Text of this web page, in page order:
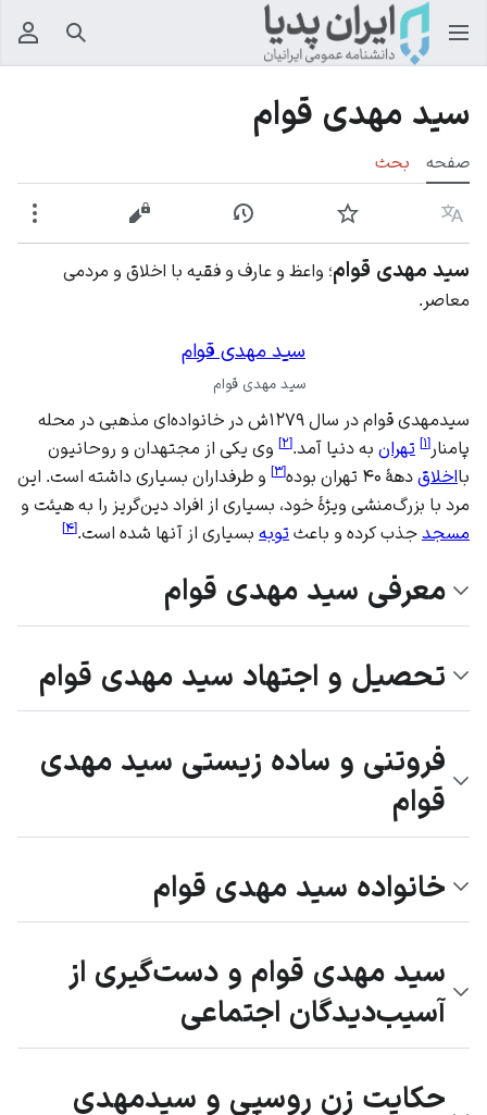
جستجو
سید مهدی قوام
صفحه بحث
زبان پیگیری نمایش تاریخچهنمایش مبدأ
سید مهدی قوام؛ واعظ و عارف و فقیه با اخلاق و مردمی
معاصر.
سید مهدی قوام
سید مهدی قوام
سیدمهدی قوام در سال ۱۲۷۹ش در خانواده‌ای مذهبی در محله
پامنار [۱] تهران به دنیا آمد.[۲] وی یکی از مجتهدان و روحانیون
بااخلاق دههٔ ۴۰ تهران بوده [۳] و طرفداران بسیاری داشته است. این
مرد با بزرگ‌منشی ویژهٔ خود، بسیاری از افراد دین‌گریز را به هیئت و
مسجد جذب کرده و باعث توبه بسیاری از آنها شده است.[۴]
معرفی سید مهدی قوام
تحصیل و اجتهاد سید مهدی قوام
فروتنی و ساده زیستی سید مهدی
قوام
خانواده سید مهدی قوام
سید مهدی قوام و دست‌گیری از
آسیب‌دیدگان اجتماعی
حکایت زن روسپی و سیدمهدی